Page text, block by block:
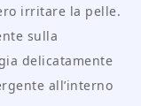
irritare la pelle.
sulla
delicatamente
all’interno